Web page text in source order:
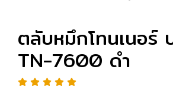
ตลับหมึกโทนเนอร์
TN-7600 ดำ